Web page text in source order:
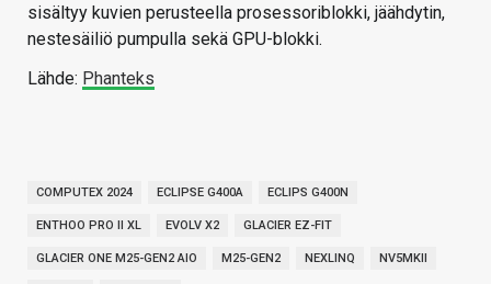
sisältyy kuvien perusteella prosessoriblokki, jäähdytin,
nestesäiliö pumpulla sekä GPU-blokki.
Lähde: Phanteks
COMPUTEX 2024 ECLIPSE G400A ECLIPS G400N
ENTHOO PRO II XL EVOLV X2 GLACIER EZ-FIT
GLACIER ONE M25-GEN2 AIO M25-GEN2 NEXLINQ NV5MKII